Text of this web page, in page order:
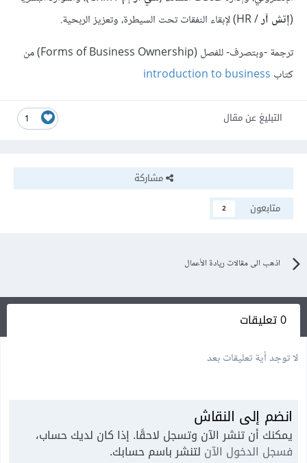
(إتش آر/ HR) لإبقاء النفقات تحت السيطرة، وتعزيز الربحية.
ترجمة -وبتصرف- للفصل (Forms of Business Ownership) من
كتاب introduction to business
1 التبليغ عن مقال
مشاركة
متابعون
2
اذهب الى مقالات ريادة الأعمال
0 تعليقات
لا توجد أية تعليقات بعد
انضم إلى النقاش
يمكنك أن تنشر الآن وتسجل لاحقًا. إذا كان لديك حساب،
فسجل الدخول الآن لتنشر باسم حسابك.